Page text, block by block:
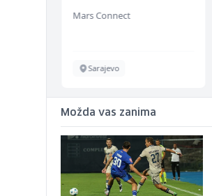
Mars Connect
Sarajevo
Možda vas zanima